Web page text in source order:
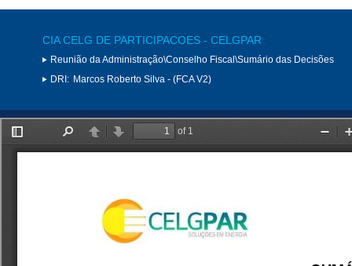
CIA CELG DE PARTICIPACOES - CELGPAR
Reunião da Administração\Conselho Fiscal\Sumário das Decisões
DRI: Marcos Roberto Silva - (FCA V2)